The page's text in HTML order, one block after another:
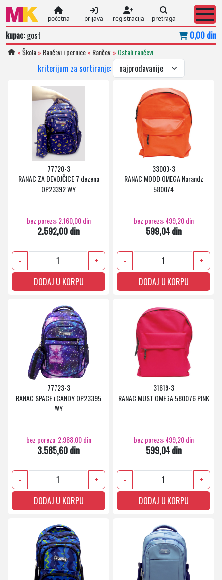
početna prijava registracija pretraga
kupac:gost 0,00 din
»Škola» Rančevi i pernice» Rančevi» Ostali rančevi
kriterijum za sortiranje:
77720-3
RANAC ZA DEVOJČICE 7 dezena
OP23392 WY
bez poreza: 2.160,00 din
2.592,00 din
-
+
DODAJ U KORPU
33000-3
RANAC MOOD OMEGA Narandz
580074
bez poreza: 499,20 din
599,04 din
-
+
DODAJ U KORPU
77723-3
RANAC SPACE i CANDY OP23395
WY
bez poreza: 2.988,00 din
3.585,60 din
-
+
DODAJ U KORPU
31619-3
RANAC MUST OMEGA 580076 PINK
bez poreza: 499,20 din
599,04 din
-
+
DODAJ U KORPU